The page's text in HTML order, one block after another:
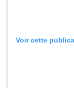
Voir cette